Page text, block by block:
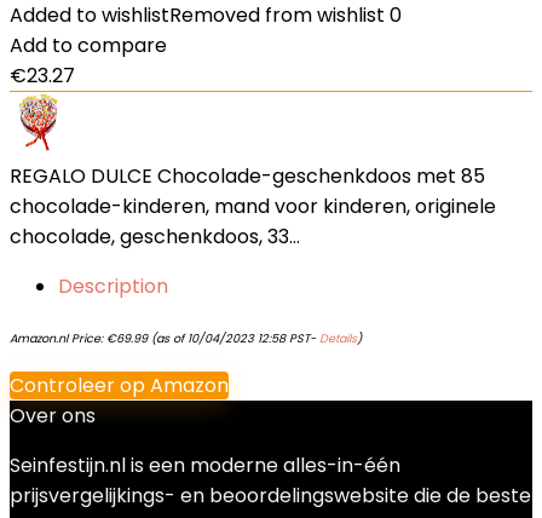
Added to wishlistRemoved from wishlist 0
Add to compare
€23.27
REGALO DULCE Chocolade-geschenkdoos met 85
chocolade-kinderen, mand voor kinderen, originele
chocolade, geschenkdoos, 33…
Description
Amazon.nl Price: €69.99(as of 10/04/2023 12:58 PST- Details)
Controleer op Amazon
Over ons
Seinfestijn.nl is een moderne alles-in-één
prijsvergelijkings- en beoordelingswebsite die de beste